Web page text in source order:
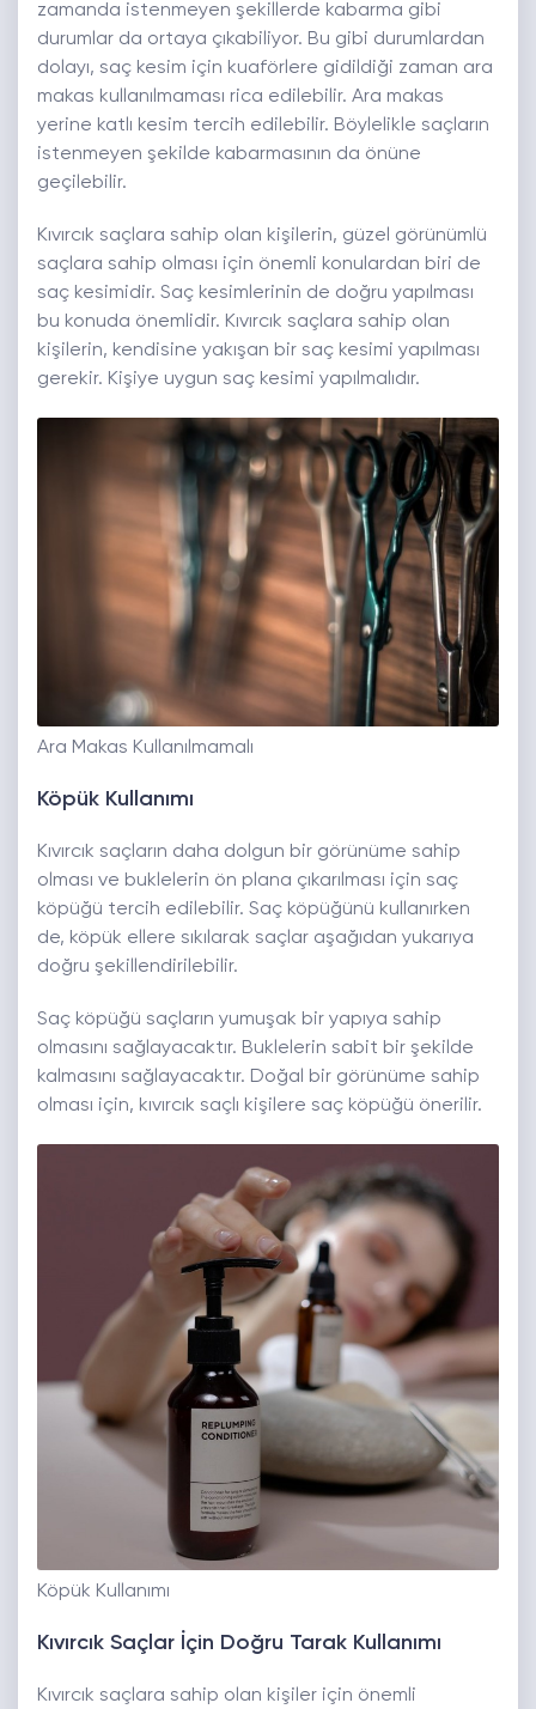
zamanda istenmeyen şekillerde kabarma gibi
durumlar da ortaya çıkabiliyor. Bu gibi durumlardan
dolayı, saç kesim için kuaförlere gidildiği zaman ara
makas kullanılmaması rica edilebilir. Ara makas
yerine katlı kesim tercih edilebilir. Böylelikle saçların
istenmeyen şekilde kabarmasının da önüne
geçilebilir.
Kıvırcık saçlara sahip olan kişilerin, güzel görünümlü
saçlara sahip olması için önemli konulardan biri de
saç kesimidir. Saç kesimlerinin de doğru yapılması
bu konuda önemlidir. Kıvırcık saçlara sahip olan
kişilerin, kendisine yakışan bir saç kesimi yapılması
gerekir. Kişiye uygun saç kesimi yapılmalıdır.
Ara Makas Kullanılmamalı
Köpük Kullanımı
Kıvırcık saçların daha dolgun bir görünüme sahip
olması ve buklelerin ön plana çıkarılması için saç
köpüğü tercih edilebilir. Saç köpüğünü kullanırken
de, köpük ellere sıkılarak saçlar aşağıdan yukarıya
doğru şekillendirilebilir.
Saç köpüğü saçların yumuşak bir yapıya sahip
olmasını sağlayacaktır. Buklelerin sabit bir şekilde
kalmasını sağlayacaktır. Doğal bir görünüme sahip
olması için, kıvırcık saçlı kişilere saç köpüğü önerilir.
Köpük Kullanımı
Kıvırcık Saçlar İçin Doğru Tarak Kullanımı
Kıvırcık saçlara sahip olan kişiler için önemli